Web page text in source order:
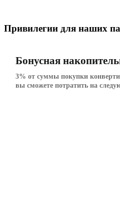
Привилегии для наших
Бонусная
3% от суммы покупки
вы сможете потратить на